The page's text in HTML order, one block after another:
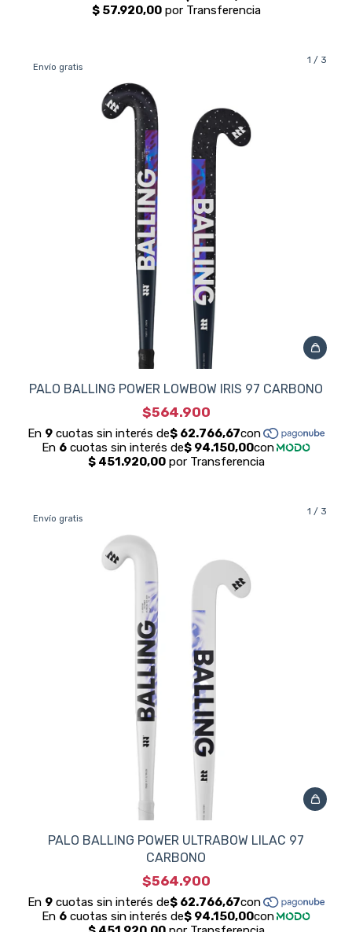
1 / 3
Envío gratis
PALO BALLING POWER LOWBOW IRIS 97 CARBONO
$564.900
1 / 3
Envío gratis
PALO BALLING POWER ULTRABOW LILAC 97
CARBONO
$564.900